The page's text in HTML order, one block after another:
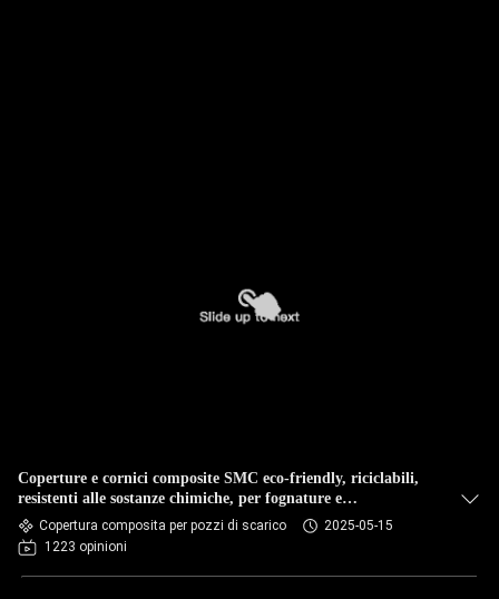
Coperture e cornici composite SMC eco-friendly, riciclabili,
resistenti alle sostanze chimiche, per fognature e
telecomunicazioni
Copertura composita per pozzi di scarico
2025-05-15
1223 opinioni